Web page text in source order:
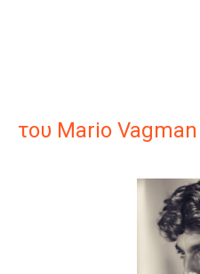
του Mario Vagman